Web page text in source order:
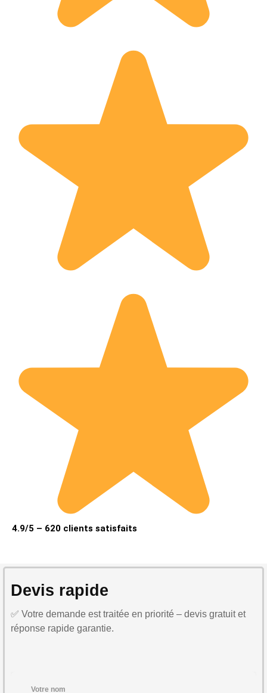
4.9/5 – 620 clients satisfaits
Devis rapide
✅ Votre demande est traitée en priorité – devis gratuit et
réponse rapide garantie.
Votre nom